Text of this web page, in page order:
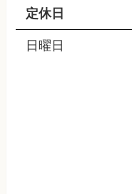
定休日
日曜日